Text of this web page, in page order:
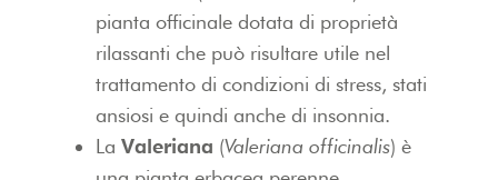
pianta officinale dotata di proprietà
rilassanti che può risultare utile nel
trattamento di condizioni di stress, stati
ansiosi e quindi anche di insonnia.
La Valeriana (Valeriana officinalis) è